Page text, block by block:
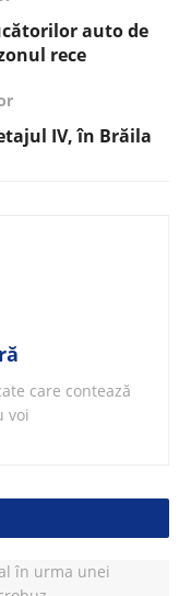
auto de
rece
IV, în Brăila
care contează
voi